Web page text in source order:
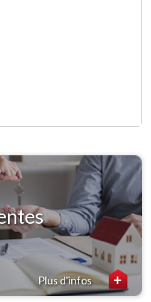
Plus d'infos